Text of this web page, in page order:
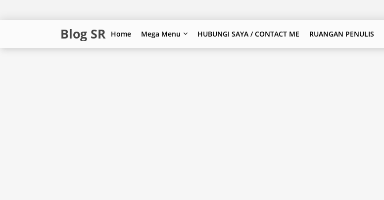
Blog SR Home Mega Menu HUBUNGI SAYA / CONTACT ME RUANGAN PENULIS